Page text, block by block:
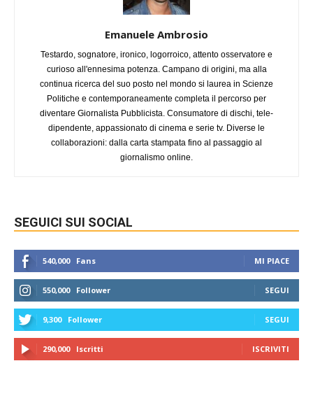
Emanuele Ambrosio
Testardo, sognatore, ironico, logorroico, attento osservatore e
curioso all'ennesima potenza. Campano di origini, ma alla
continua ricerca del suo posto nel mondo si laurea in Scienze
Politiche e contemporaneamente completa il percorso per
diventare Giornalista Pubblicista. Consumatore di dischi, tele-
dipendente, appassionato di cinema e serie tv. Diverse le
collaborazioni: dalla carta stampata fino al passaggio al
giornalismo online.
SEGUICI SUI SOCIAL
540,000 Fans MI PIACE
550,000 Follower SEGUI
9,300 Follower SEGUI
290,000 Iscritti ISCRIVITI